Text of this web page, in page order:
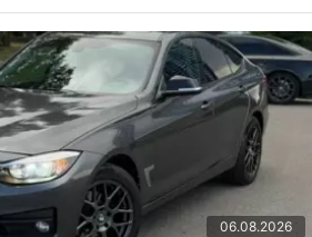
06.08.2026